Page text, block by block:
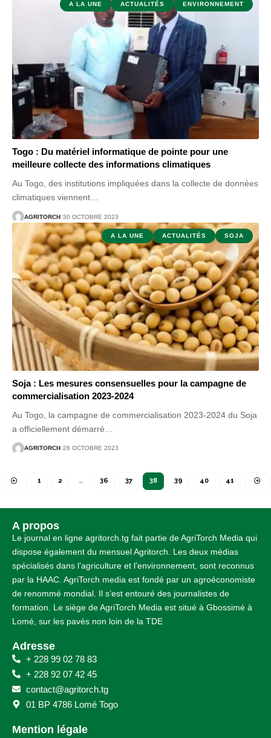
A LA UNE ACTUALITÉS ENVIRONNEMENT
Togo : Du matériel informatique de pointe pour une
meilleure collecte des informations climatiques
Au Togo, des institutions impliquées dans la collecte de données
climatiques viennent
AGRITORCH 30 OCTOBRE 2023
A LA UNE ACTUALITÉS SOJA
Soja : Les mesures consensuelles pour la campagne de
commercialisation 2023-2024
Au Togo, la campagne de commercialisation 2023-2024 du Soja
a officiellement démarré
AGRITORCH 26 OCTOBRE 2023
1 2 … 36 37 38 39 40 41
A propos
Le journal en ligne agritorch.tg fait partie de AgriTorch Media qui
dispose également du mensuel Agritorch. Les deux médias
spécialisés dans l’agriculture et l’environnement, sont reconnus
par la HAAC. AgriTorch media est fondé par un agroéconomiste
de renommé mondial. Il s’est entouré des journalistes de
formation. Le siège de AgriTorch Media est situé à Gbossimé à
Lomé, sur les pavés non loin de la TDE
Adresse
+ 228 99 02 78 83
+ 228 92 07 42 45
contact@agritorch.tg
01 BP 4786 Lomé Togo
Mention légale